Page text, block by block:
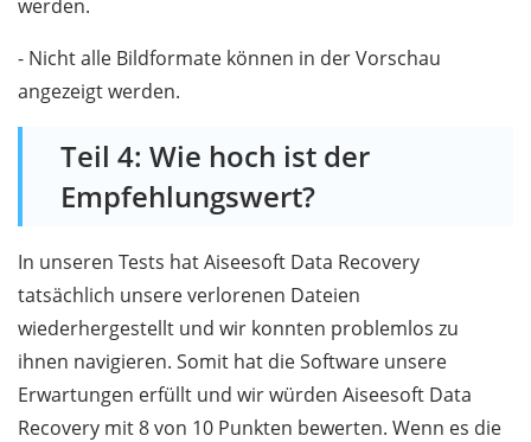
werden.
- Nicht alle Bildformate können in der Vorschau
angezeigt werden.
Teil 4: Wie hoch ist der
Empfehlungswert?
In unseren Tests hat Aiseesoft Data Recovery
tatsächlich unsere verlorenen Dateien
wiederhergestellt und wir konnten problemlos zu
ihnen navigieren. Somit hat die Software unsere
Erwartungen erfüllt und wir würden Aiseesoft Data
Recovery mit 8 von 10 Punkten bewerten. Wenn es die